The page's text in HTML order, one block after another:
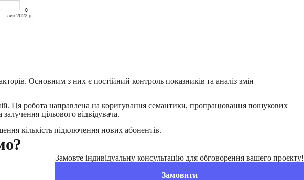
Основним з них є постійний контроль показників та аналіз змін
Ця робота направлена на коригування семантики, пропрацювання пошукових
цільового відвідувача.
кількість підключення нових абонентів.
Замовте індивідуальну консультацію для обговорення вашего проєкту!
Замовити